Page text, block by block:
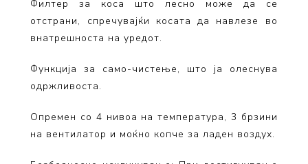
Филтер за коса што лесно може да се
отстрани, спречувајќи косата да навлезе во
внатрешноста на уредот.
Функција за само-чистење, што ја олеснува
одржливоста.
Опремен со 4 нивоа на температура, 3 брзини
на вентилатор и моќно копче за ладен воздух.